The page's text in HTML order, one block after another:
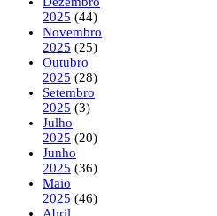
2025 (44)
Novembro
2025 (25)
Outubro
2025 (28)
Setembro
2025 (3)
Julho
2025 (20)
Junho
2025 (36)
Maio
2025 (46)